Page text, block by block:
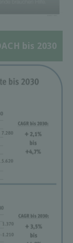
bis 2030